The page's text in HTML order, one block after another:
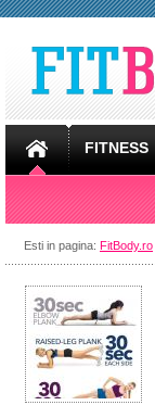
FITNESS
Esti in pagina: FitBody.ro